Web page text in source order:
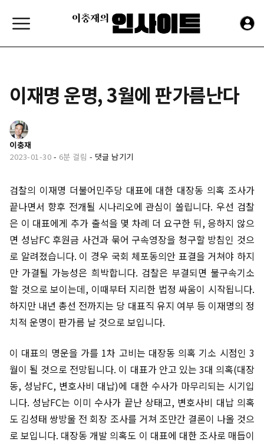
이재명 운명, 3월에 판가름난다
이충재
2023-01-30 - 6분 걸림 - 댓글 남기기
검찰의 이재명 더불어민주당 대표에 대한 대장동 의혹 조사가
끝나면서 향후 전개될 시나리오에 관심이 쏠립니다. 우선 검찰
은 이 대표에게 추가 출석을 몇 차례 더 요구한 뒤, 응하지 않으
면 성남FC 후원금 사건과 묶어 구속영장을 청구할 방침인 것으
로 알려졌습니다. 이 경우 국회 체포동의안 표결을 거쳐야 하지
만 가결될 가능성은 희박합니다. 검찰은 부결되면 불구속기소
할 것으로 보이는데, 이때부터 지리한 법정 싸움이 시작됩니다.
하지만 내년 총선 전까지는 당 대표직 유지 여부 등 이재명의 정
치적 운명이 판가름 날 것으로 보입니다.
이 대표의 명운을 가를 1차 고비는 대장동 의혹 기소 시점인 3
월이 될 것으로 전망됩니다. 이 대표가 안고 있는 3대 의혹(대장
동, 성남FC, 변호사비 대납)에 대한 수사가 마무리되는 시기입
니다. 성남FC는 이미 수사가 끝난 상태고, 변호사비 대납 의혹
도 김성태 쌍방울 전 회장 조사를 거쳐 조만간 결론이 나올 것으
로 보입니다. 대장동 개발 의혹도 이 대표에 대한 조사로 매듭이